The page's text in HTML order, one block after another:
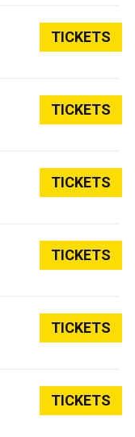
TICKETS
TICKETS
TICKETS
TICKETS
TICKETS
TICKETS